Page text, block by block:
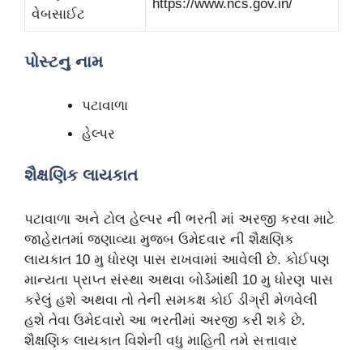
વેબસાઈટ
https://www.ncs.gov.in/
પોસ્ટનુ નામ
પટાવાળા
હેલ્પર
શૈક્ષણિક લાયકાત
પટાવાળા અને ટોલ હેલ્પર ની ભરતી માં અરજી કરવા માટે
જાહેરાતમાં જણાવ્યા મુજબ ઉમેદવાર ની શૈક્ષણિક
લાયકાત 10 મુ ધોરણ પાસ રાખવામાં આવેલી છે. કોઈપણ
માન્યતા પ્રાપ્ત સંસ્થા અથવા બોર્ડમાંથી 10 મુ ધોરણ પાસ
કરેલું હશે અથવા તો તેની સમકક્ષ કોઈ ડીગ્રી મેળવેલી
હશે તેવા ઉમેદવારો આ ભરતીમાં અરજી કરી શકે છે.
શૈક્ષણિક લાયકાત વિશેની વધુ માહિતી તમે સત્તાવાર